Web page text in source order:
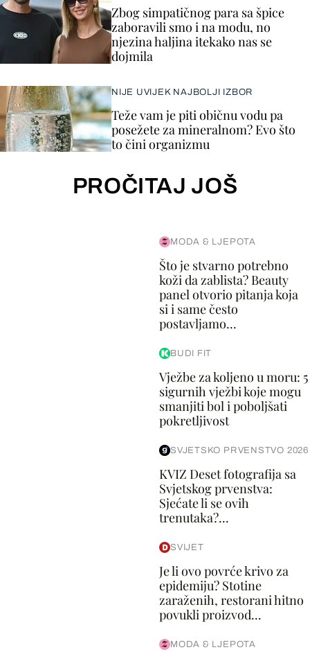
Zbog simpatičnog para sa špice
zaboravili smo i na modu, no
njezina haljina itekako nas se
dojmila
NIJE UVIJEK NAJBOLJI IZBOR
Teže vam je piti običnu vodu pa
posežete za mineralnom? Evo što
to čini organizmu
PROČITAJ JOŠ
MODA & LJEPOTA
Što je stvarno potrebno
koži da zablista? Beauty
panel otvorio pitanja koja
si i same često
postavljamo...
BUDI FIT
Vježbe za koljeno u moru: 5
sigurnih vježbi koje mogu
smanjiti bol i poboljšati
pokretljivost
SVJETSKO PRVENSTVO 2026
KVIZ Deset fotografija sa
Svjetskog prvenstva:
Sjećate li se ovih
trenutaka?...
SVIJET
Je li ovo povrće krivo za
epidemiju? Stotine
zaraženih, restorani hitno
povukli proizvod...
MODA & LJEPOTA